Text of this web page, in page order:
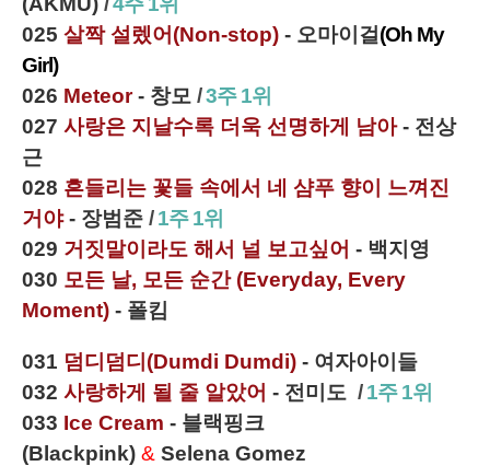
025 살짝 설렜어(Non-stop) - 오마이걸(Oh My
Girl)
026 Meteor- 창모 /3주 1위
027 사랑은 지날수록 더욱 선명하게 남아- 전상
근
028 흔들리는 꽃들 속에서 네 샴푸 향이 느껴진
거야- 장범준 / 1주 1위
029 거짓말이라도 해서 널 보고싶어 - 백지영
030 모든 날, 모든 순간 (Everyday, Every
Moment) - 폴킴
031 덤디덤디(Dumdi Dumdi) - 여자아이들
032 사랑하게 될 줄 알았어 - 전미도 / 1주 1위
033 Ice Cream - 블랙핑크
(Blackpink) & Selena Gomez